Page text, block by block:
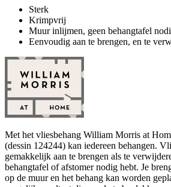
Sterk
Krimpvrij
Muur inlijmen, geen behangtafel
Eenvoudig aan te brengen, en te
Met het vliesbehang William Morris at
(dessin 124244) kan iedereen behangen.
gemakkelijk aan te brengen als te
behangtafel of afstomer nodig hebt. Je
op de muur en het behang kan worden